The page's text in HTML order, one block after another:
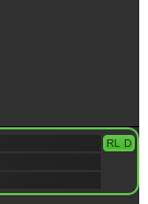
RL D